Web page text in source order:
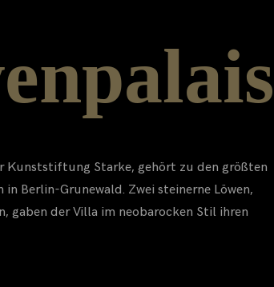
Kunststiftung Starke, gehört zu den größten
Berlin-Grunewald. Zwei steinerne Löwen,
gaben der Villa im neobarocken Stil ihren